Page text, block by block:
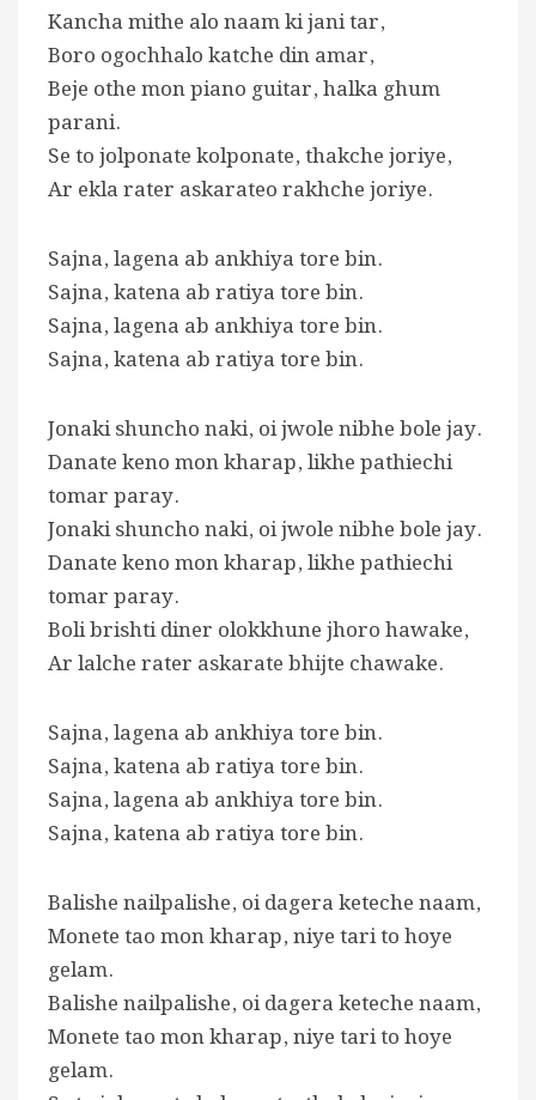
Kancha mithe alo naam ki jani tar,
Boro ogochhalo katche din amar,
Beje othe mon piano guitar, halka ghum
parani.
Se to jolponate kolponate, thakche joriye,
Ar ekla rater askarateo rakhche joriye.
Sajna, lagena ab ankhiya tore bin.
Sajna, katena ab ratiya tore bin.
Sajna, lagena ab ankhiya tore bin.
Sajna, katena ab ratiya tore bin.
Jonaki shuncho naki, oi jwole nibhe bole jay.
Danate keno mon kharap, likhe pathiechi
tomar paray.
Jonaki shuncho naki, oi jwole nibhe bole jay.
Danate keno mon kharap, likhe pathiechi
tomar paray.
Boli brishti diner olokkhune jhoro hawake,
Ar lalche rater askarate bhijte chawake.
Sajna, lagena ab ankhiya tore bin.
Sajna, katena ab ratiya tore bin.
Sajna, lagena ab ankhiya tore bin.
Sajna, katena ab ratiya tore bin.
Balishe nailpalishe, oi dagera keteche naam,
Monete tao mon kharap, niye tari to hoye
gelam.
Balishe nailpalishe, oi dagera keteche naam,
Monete tao mon kharap, niye tari to hoye
gelam.